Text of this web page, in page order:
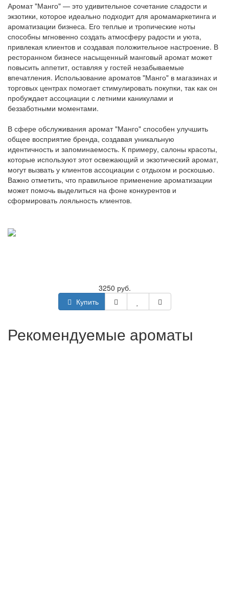
Аромат "Манго" — это удивительное сочетание сладости и
экзотики, которое идеально подходит для аромамаркетинга и
ароматизации бизнеса. Его теплые и тропические ноты
способны мгновенно создать атмосферу радости и уюта,
привлекая клиентов и создавая положительное настроение. В
ресторанном бизнесе насыщенный манговый аромат может
повысить аппетит, оставляя у гостей незабываемые
впечатления. Использование ароматов "Манго" в магазинах и
торговых центрах помогает стимулировать покупки, так как он
пробуждает ассоциации с летними каникулами и
беззаботными моментами.
В сфере обслуживания аромат "Манго" способен улучшить
общее восприятие бренда, создавая уникальную
идентичность и запоминаемость. К примеру, салоны красоты,
которые используют этот освежающий и экзотический аромат,
могут вызвать у клиентов ассоциации с отдыхом и роскошью.
Важно отметить, что правильное применение ароматизации
может помочь выделиться на фоне конкурентов и
сформировать лояльность клиентов.
3250 руб.
Купить
Рекомендуемые ароматы